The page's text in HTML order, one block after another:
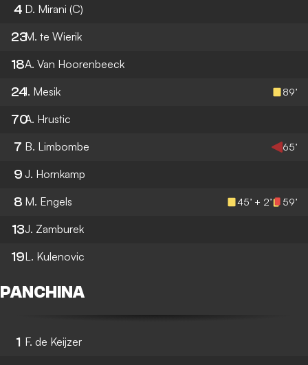
4 D. Mirani (C)
23M. te Wierik
18A. Van Hoorenbeeck
24I. Mesik 89’
70A. Hrustic
7 B. Limbombe 65’
9 J. Hornkamp
8 M. Engels 45’ + 2’ 59’
13J. Zamburek
19L. Kulenovic
PANCHINA
1 F. de Keijzer